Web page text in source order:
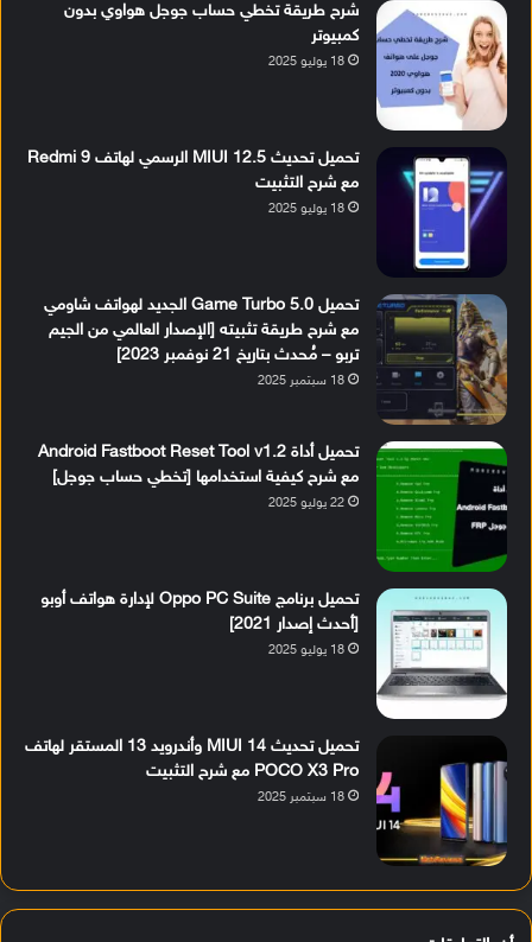
شرح طريقة تخطي حساب جوجل هواوي بدون
كمبيوتر
18 يوليو 2025
تحميل تحديث MIUI 12.5 الرسمي لهاتف Redmi 9
مع شرح التثبيت
18 يوليو 2025
تحميل Game Turbo 5.0 الجديد لهواتف شاومي
مع شرح طريقة تثبيته [الإصدار العالمي من الجيم
تربو – مُحدث بتاريخ 21 نوفمبر 2023]
18 سبتمبر 2025
تحميل أداة Android Fastboot Reset Tool v1.2
مع شرح كيفية استخدامها [تخطي حساب جوجل]
22 يوليو 2025
تحميل برنامج Oppo PC Suite لإدارة هواتف أوبو
[أحدث إصدار 2021]
18 يوليو 2025
تحميل تحديث MIUI 14 وأندرويد 13 المستقر لهاتف
POCO X3 Pro مع شرح التثبيت
18 سبتمبر 2025